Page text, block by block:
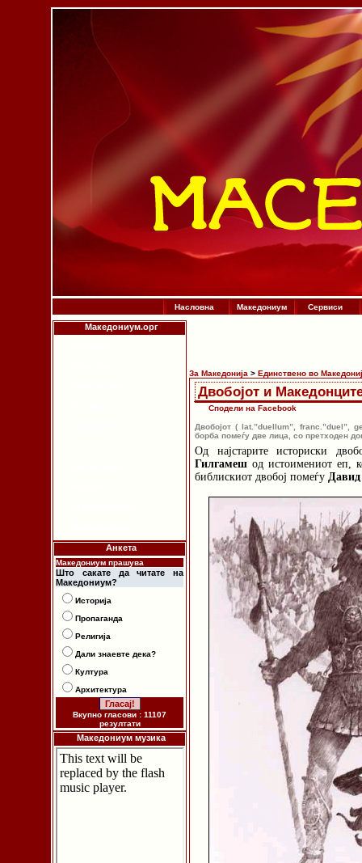
Насловна Македониум Сервиси
Македониум.орг
Анкета
Македониум прашува
Што сакате да читате на
Македониум?
Историја
Пропаганда
Религија
Дали знаевте дека?
Култура
Архитектура
Вкупно гласови : 11107
резултати
Македониум музика
За Македонија > Единствено во
Двобојот и
Сподели на Facebook
Двобојот ( lat.”duellum”, franc.”duel”,
борба помеѓу две лица, со претходен
Од најстарите историски
Гилгамеш од истоимениот еп,
библискиот двобој помеѓу Давид